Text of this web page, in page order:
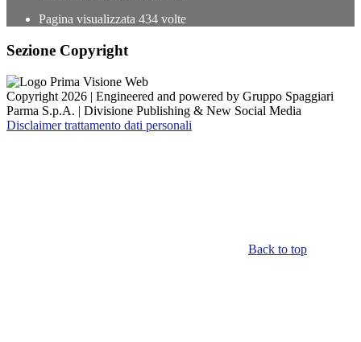
Pagina visualizzata 434 volte
Sezione Copyright
Copyright 2026 | Engineered and powered by Gruppo Spaggiari
Parma S.p.A. | Divisione Publishing & New Social Media
Disclaimer trattamento dati personali
Back to top